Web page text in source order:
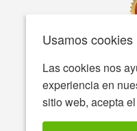
Usamos cookies
Las cookies nos
experiencia en
sitio web, acepta
Accesibilidad
© Copyright 2001-2026